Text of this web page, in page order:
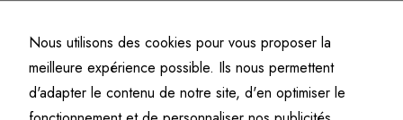
©Fine art numismatics– Tous droits réservés.
Politique de confidentialitéConditions générales de vente et d’utilisation
Mentions légales
Nous utilisons des cookies pour vous proposer la
meilleure expérience possible. Ils nous permettent
d'adapter le contenu de notre site, d'en optimiser le
améliorer la
fonctionnalité
et la
structure du